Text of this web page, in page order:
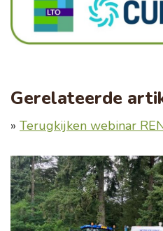
Gerelateerde
» Terugkijken webinar